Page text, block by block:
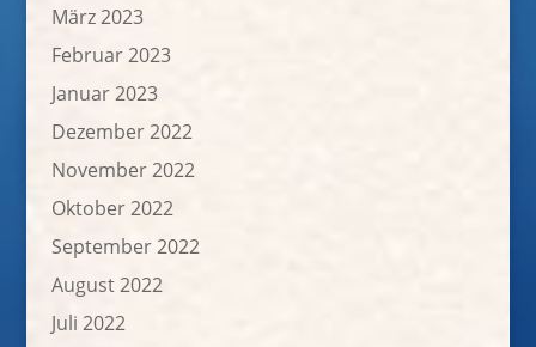
März 2023
Februar 2023
Januar 2023
Dezember 2022
November 2022
Oktober 2022
September 2022
August 2022
Juli 2022